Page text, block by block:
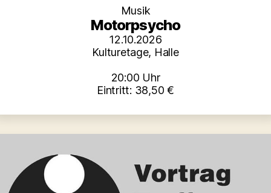
Musik
Motorpsycho
12.10.2026
Kulturetage, Halle
20:00 Uhr
Eintritt: 38,50 €